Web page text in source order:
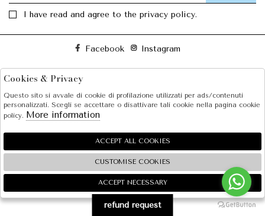
I have read and agree to the privacy policy.
Facebook Instagram
SHOPPING
EXTRA
gruppo Zucchetti
🍪
refund request
Cookies & Privacy
Questo sito si avvale di cookie di profilazione utilizzati per ads/contenuti
personalizzati. Scegli se accettare o disattivare tali cookie nella pagina cookie
policy. More information
ACCEPT ALL COOKIES
CUSTOMISE COOKIES
ACCEPT NECESSARY